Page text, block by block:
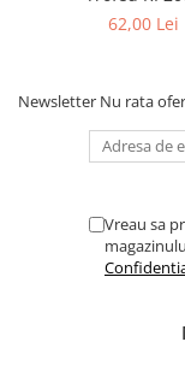
62,00 Lei
Newsletter Nu rata
Vreau sa